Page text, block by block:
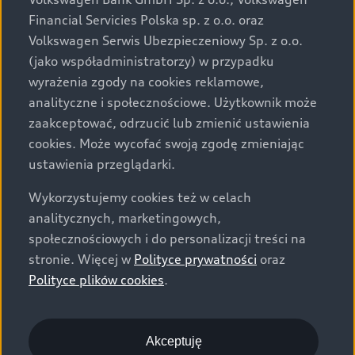
Financial Servicies Polska sp. z o.o. oraz
Volkswagen Serwis Ubezpieczeniowy Sp. z o.o.
(jako współadministratorzy) w przypadku
wyrażenia zgody na cookies reklamowe,
analityczne i społecznościowe. Użytkownik może
zaakceptować, odrzucić lub zmienić ustawienia
cookies. Może wycofać swoją zgodę zmieniając
ustawienia przeglądarki.
Wykorzystujemy cookies też w celach
analitycznych, marketingowych,
społecznościowych i do personalizacji treści na
stronie. Więcej w Polityce prywatności oraz
Polityce plików cookies.
Akceptuję
za dopłatą. Wiążące ustalenie ceny, wyposażenia i
specyfikacji pojazdu następują w umowie sprzedaży, a
określenie parametrów technicznych zawiera
świadectwo homologacji typu pojazdu. Zastrzegamy
sobie prawo do zmian i pomyłek. Wszelkie informacje
prezentowane na stronie są aktualne na dzień ich
zamieszczania. W celu uzyskania najnowszych
informacji prosimy kontaktować się z Partnerem Marki
Audi.
Wszystkie produkowane obecnie samochody marki Audi
są wykonywane z materiałów spełniających pod
względem możliwości odzysku i recyklingu wymagania
określone w normie ISO 22628 i są zgodne z
europejskimi świadectwami homologacji wydanymi wg
o.o. podlega obowiązkowi zapewnienia wszystkim
użytkownikom samochodów marki Volkswagen sieci